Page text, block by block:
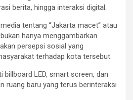
berita, hingga interaksi digital.
tentang “Jakarta macet” atau
hanya menggambarkan
persepsi sosial yang
terhadap kota tersebut.
LED, smart screen, dan
ruang baru yang terus berinteraksi